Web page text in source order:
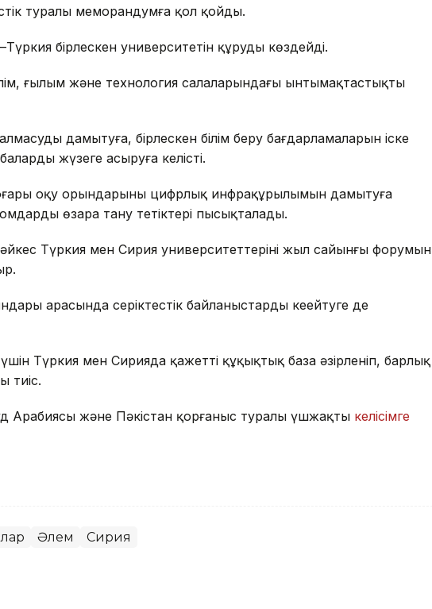
туралы меморандумға қол қойды.
бірлескен университетін құруды көздейді.
ғылым және технология салаларындағы ынтымақтастықты
дамытуға, бірлескен білім беру бағдарламаларын іске
жүзеге асыруға келісті.
оқу орындарының цифрлық инфрақұрылымын дамытуға
өзара тану тетіктері пысықталады.
Түркия мен Сирия университеттерінің жыл сайынғы форумын
арасында серіктестік байланыстарды кеңейтуге де
Түркия мен Сирияда қажетті құқықтық база әзірленіп, барлық
тиіс.
Арабиясы және Пәкістан қорғаныс туралы үшжақты келісімге
Әлем Сирия